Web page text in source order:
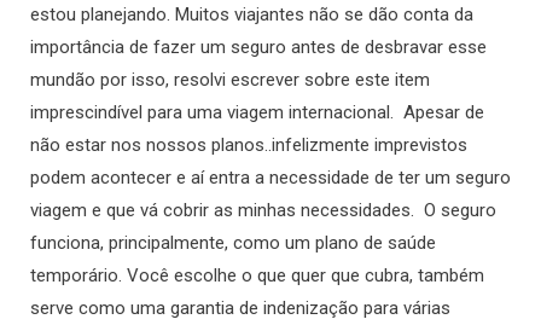
estou planejando. Muitos viajantes não se dão conta da
importância de fazer um seguro antes de desbravar esse
mundão por isso, resolvi escrever sobre este item
imprescindível para uma viagem internacional. Apesar de
não estar nos nossos planos..infelizmente imprevistos
podem acontecer e aí entra a necessidade de ter um seguro
viagem e que vá cobrir as minhas necessidades. O seguro
funciona, principalmente, como um plano de saúde
temporário. Você escolhe o que quer que cubra, também
serve como uma garantia de indenização para várias